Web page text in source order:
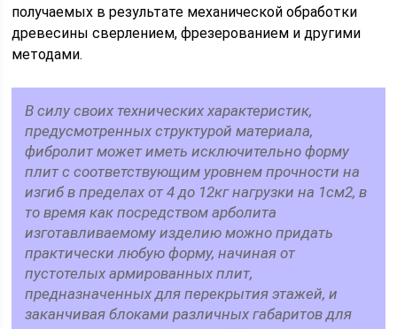
получаемых в результате механической обработки
древесины сверлением, фрезерованием и другими
методами.
В силу своих технических характеристик,
предусмотренных структурой материала,
фибролит может иметь исключительно форму
плит с соответствующим уровнем прочности на
изгиб в пределах от 4 до 12кг нагрузки на 1см2, в
то время как посредством арболита
изготавливаемому изделию можно придать
практически любую форму, начиная от
пустотелых армированных плит,
предназначенных для перекрытия этажей, и
заканчивая блоками различных габаритов для